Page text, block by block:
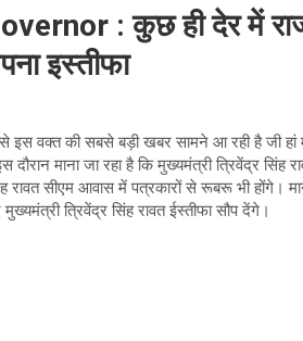
: कुछ ही देर में
इस्तीफा
इस वक्त की सबसे बड़ी खबर सामने आ रही है जी
माना जा रहा है कि मुख्यमंत्री त्रिवेंद्र सिंह
सीएम आवास में पत्रकारों से रूबरू भी होंगे।
त्रिवेंद्र सिंह रावत ईस्तीफा सौप देंगे।